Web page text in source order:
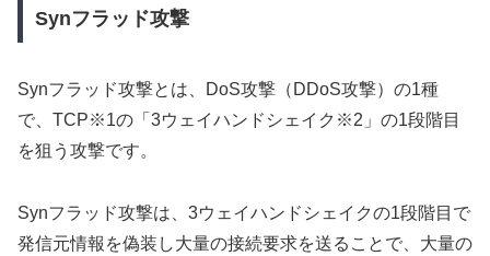
Synフラッド攻撃
Synフラッド攻撃とは、DoS攻撃（DDoS攻撃）の1種
で、TCP※1の「3ウェイハンドシェイク※2」の1段階目
を狙う攻撃です。
Synフラッド攻撃は、3ウェイハンドシェイクの1段階目で
発信元情報を偽装し大量の接続要求を送ることで、大量の